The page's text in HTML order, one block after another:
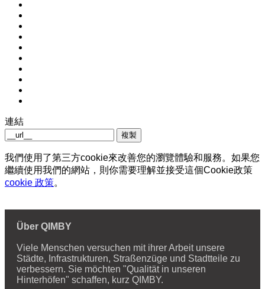
連結
複製
我們使用了第三方cookie來改善您的瀏覽體驗和服務。如果您
繼續使用我們的網站，則你需要理解並接受這個Cookie政策
cookie 政策。
Über QIMBY
Viele Menschen versuchen mit ihrer Arbeit unsere
Städte, Infrastrukturen, Straßenzüge und Stadtteile zu
verbessern. Sie möchten "Qualität in unseren
Hinterhöfen" schaffen, kurz QIMBY.